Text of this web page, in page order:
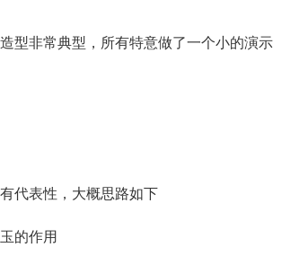
型非常典型，所有特意做了一个小的演示
代表性，大概思路如下
的作用